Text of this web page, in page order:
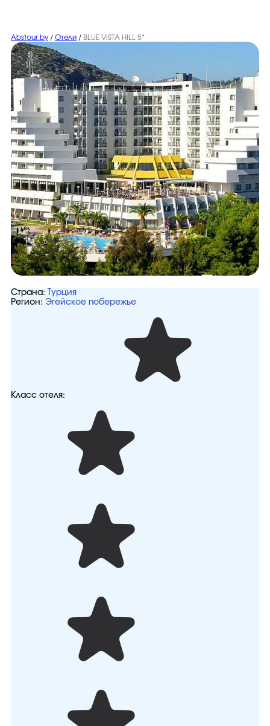
Abstour.by / Отели / BLUE VISTA HILL 5*
Страна:
Турция
Регион: Эгейское побережье
Класс отеля: